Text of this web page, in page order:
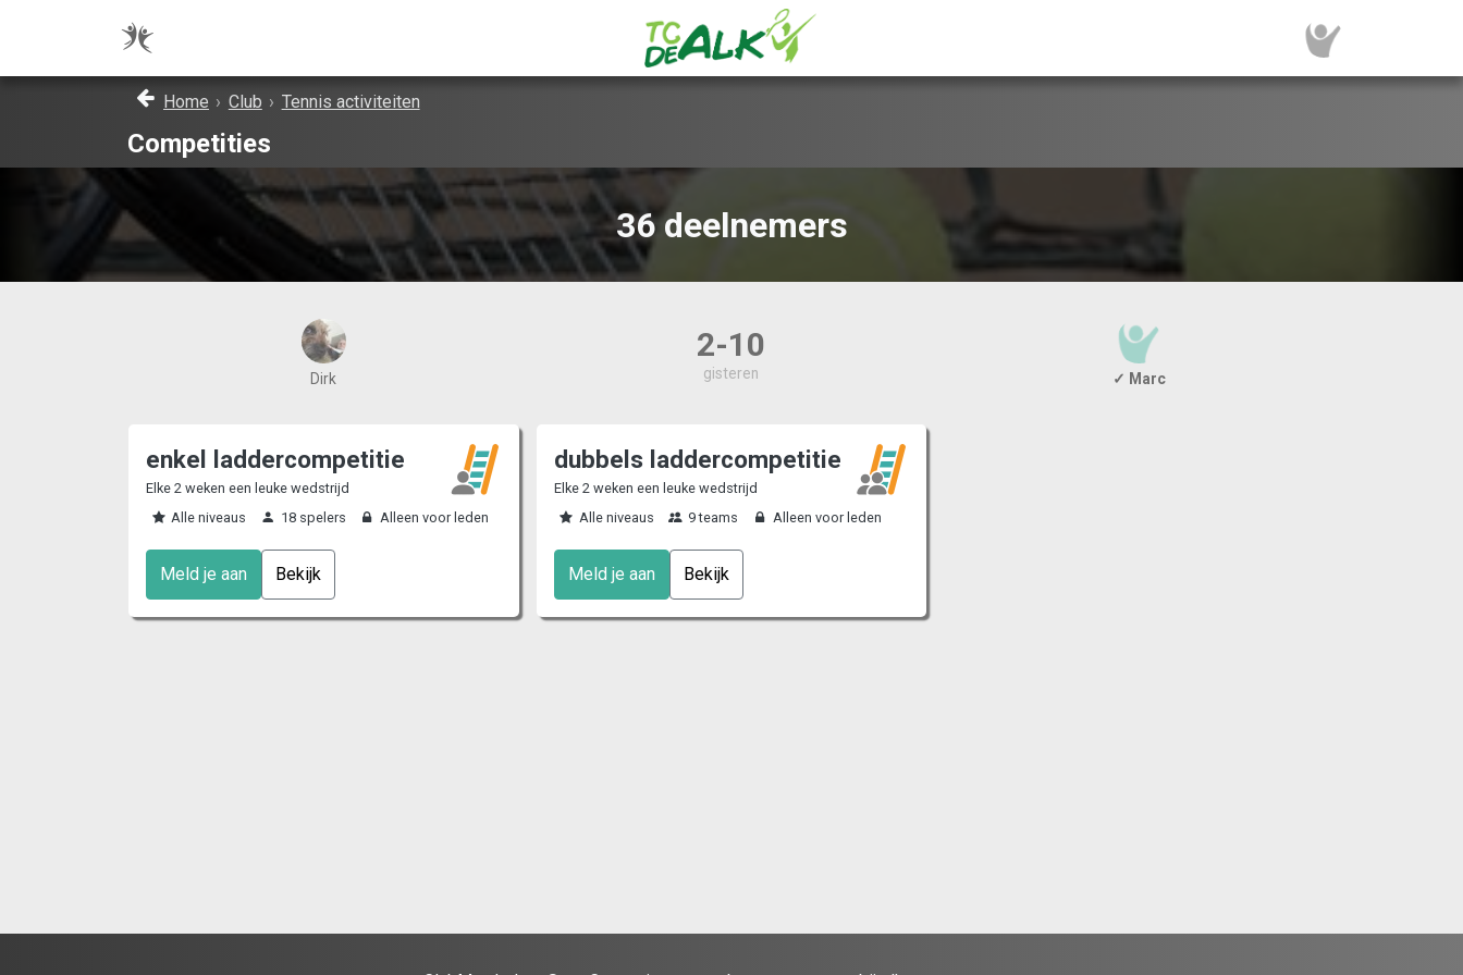
Home › Club › Tennis activiteiten
Competities
36 deelnemers
Dirk
2-10
gisteren ✓ Marc
enkel laddercompetitie
Elke 2 weken een leuke wedstrijd
Alle niveaus
18 spelers Alleen voor leden
Meld je aan Bekijk
dubbels laddercompetitie
Elke 2 weken een leuke wedstrijd
Alle niveaus
9 teams Alleen voor leden
Meld je aan Bekijk